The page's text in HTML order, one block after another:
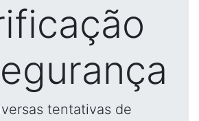
tentativas de